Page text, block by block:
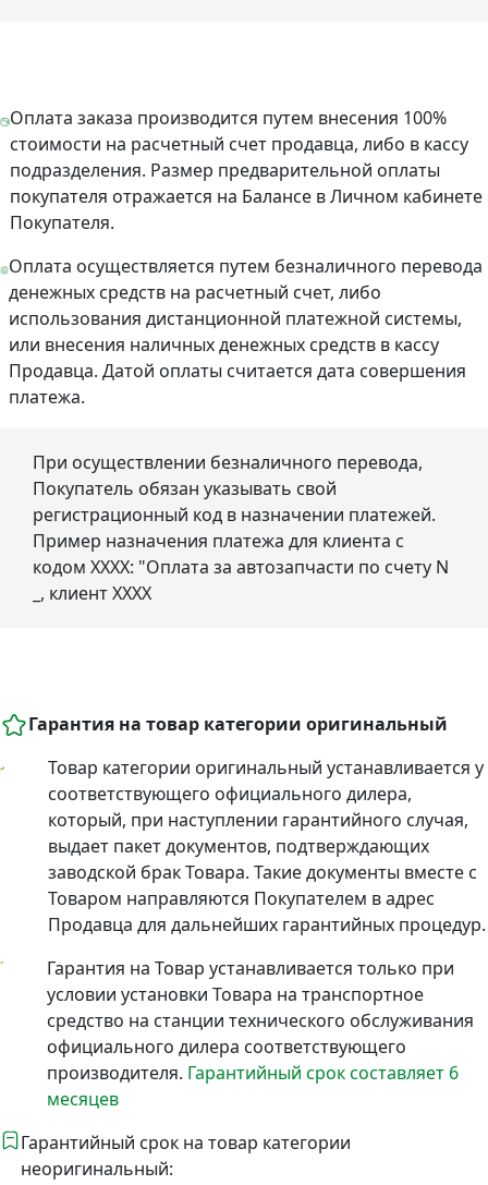
Оплата заказа производится путем внесения 100%
стоимости на расчетный счет продавца, либо в кассу
подразделения. Размер предварительной оплаты
покупателя отражается на Балансе в Личном кабинете
Покупателя.
Оплата осуществляется путем безналичного перевода
денежных средств на расчетный счет, либо
использования дистанционной платежной системы,
или внесения наличных денежных средств в кассу
Продавца. Датой оплаты считается дата совершения
платежа.
При осуществлении безналичного перевода,
Покупатель обязан указывать свой
регистрационный код в назначении платежей.
Пример назначения платежа для клиента с
кодом ХХХХ: "Оплата за автозапчасти по счету N
_, клиент ХХХХ
Гарантия на товар категории оригинальный
Товар категории оригинальный устанавливается у
соответствующего официального дилера,
который, при наступлении гарантийного случая,
выдает пакет документов, подтверждающих
заводской брак Товара. Такие документы вместе с
Товаром направляются Покупателем в адрес
Продавца для дальнейших гарантийных процедур.
Гарантия на Товар устанавливается только при
условии установки Товара на транспортное
средство на станции технического обслуживания
официального дилера соответствующего
производителя. Гарантийный срок составляет 6
месяцев
Гарантийный срок на товар категории
неоригинальный: